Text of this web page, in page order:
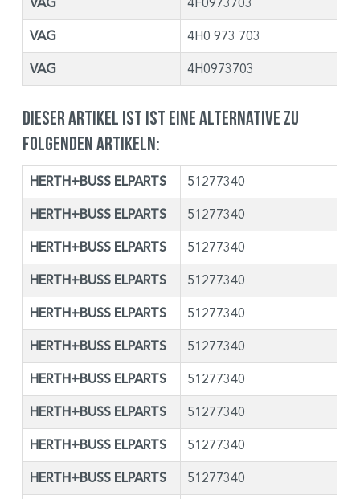
VAG 4H0 973 703
VAG 4H0973703
Dieser Artikel ist ist eine Alternative zu
folgenden Artikeln:
HERTH+BUSS ELPARTS 51277340
HERTH+BUSS ELPARTS 51277340
HERTH+BUSS ELPARTS 51277340
HERTH+BUSS ELPARTS 51277340
HERTH+BUSS ELPARTS 51277340
HERTH+BUSS ELPARTS 51277340
HERTH+BUSS ELPARTS 51277340
HERTH+BUSS ELPARTS 51277340
HERTH+BUSS ELPARTS 51277340
HERTH+BUSS ELPARTS 51277340